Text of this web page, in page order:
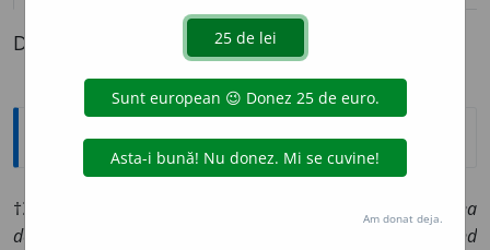
Definiția cu ID-ul 1343846:
Explicative DEX
†ZA
închipuește-ți fericirea
de-a avea o soție drăgălașă... inimoasă, care te-a căuta cînd
Am donat deja.